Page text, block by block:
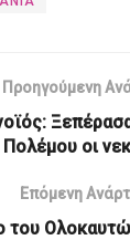
Προηγούμενη
οι
Επόμενη
του